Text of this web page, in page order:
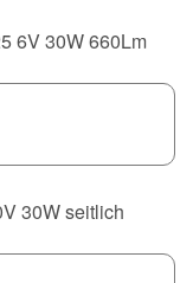
6V 30W 660Lm
30W seitlich